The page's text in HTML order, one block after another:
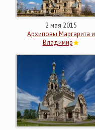
2 мая 2015
Архиповы Маргарита и
Владимир